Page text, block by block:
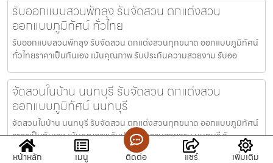
รับออกแบบสวนพัทลุง รับจัดสวน ตกแต่งสวน
ออกแบบภูมิทัศน์ ทั่วไทย
รับออกแบบสวนพัทลุง รับจัดสวน ตกแต่งสวนทุกขนาด ออกแบบภูมิทัศน์
ทั่วไทยราคาเป็นกันเอง เน้นคุณภาพ รับประกันความสวยงาม รับออ
จัดสวนในบ้าน นนทบุรี รับจัดสวน ตกแต่งสวน
ออกแบบภูมิทัศน์ นนทบุรี
จัดสวนในบ้าน นนทบุรี รับจัดสวน ตกแต่งสวนทุกขนาด ออกแบบภูมิทัศน์
ราคาเป็นกันเอง เน้นคุณภาพ รับประกันความสวยงาม นนทบุรี จั
หน้าหลัก เมนู ติดต่อ แชร์ เพิ่มเติม